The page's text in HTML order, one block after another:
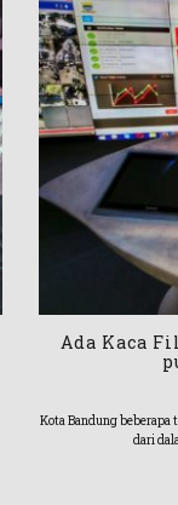
Ada Kaca
Kota Bandung
dari